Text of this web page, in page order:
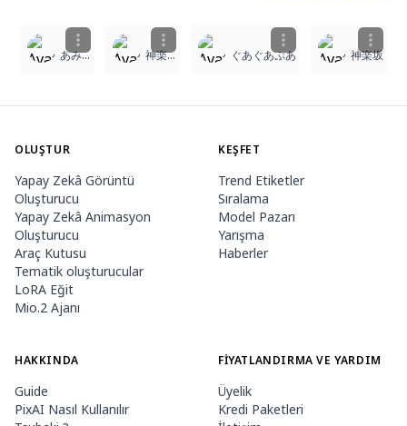
あみゃ 神楽坂 ぐあぐあぷあ 神楽坂
OLUŞTUR
Yapay Zekâ Görüntü
Oluşturucu
Yapay Zekâ Animasyon
Oluşturucu
Araç Kutusu
Tematik oluşturucular
LoRA Eğit
Mio.2 Ajanı
KEŞFET
Trend Etiketler
Sıralama
Model Pazarı
Yarışma
Haberler
HAKKINDA
Guide
PixAI Nasıl Kullanılır
FIYATLANDIRMA VE YARDIM
Üyelik
Kredi Paketleri